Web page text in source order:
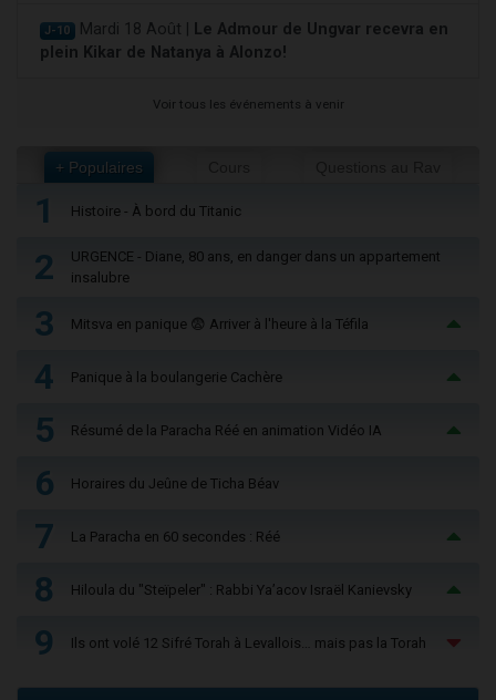
J-10 Mardi 18 Août |
Le Admour de Ungvar recevra en
plein Kikar de Natanya à Alonzo!
Voir tous les événements à venir
+ Populaires
1 Histoire - À bord du Titanic
2
URGENCE - Diane, 80 ans, en danger dans un appartement
insalubre
3 Mitsva en panique 😨 Arriver à l'heure à la Téfila
4 Panique à la boulangerie Cachère
5 Résumé de la Paracha Réé en animation Vidéo IA
6 Horaires du Jeûne de Ticha Béav
7 La Paracha en 60 secondes : Réé
8 Hiloula du "Steïpeler" : Rabbi Ya’acov Israël Kanievsky
9 Ils ont volé 12 Sifré Torah à Levallois… mais pas la Torah